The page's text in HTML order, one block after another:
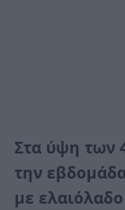
Στα ύψη των
την
µε